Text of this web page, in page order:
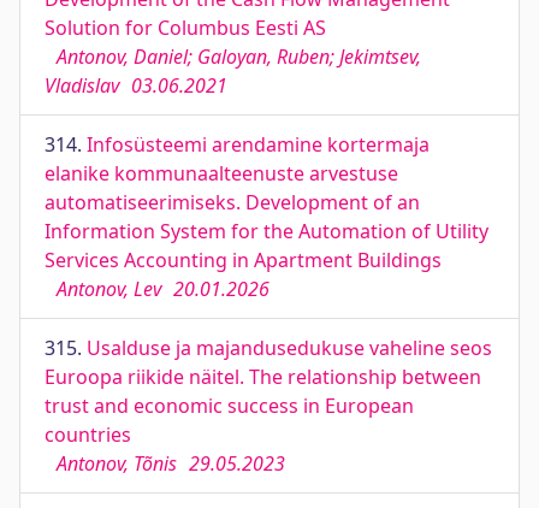
Solution for Columbus Eesti AS
Antonov, Daniel; Galoyan, Ruben; Jekimtsev,
Vladislav 03.06.2021
314. Infosüsteemi arendamine kortermaja
elanike kommunaalteenuste arvestuse
automatiseerimiseks. Development of an
Information System for the Automation of Utility
Services Accounting in Apartment Buildings
Antonov, Lev 20.01.2026
315. Usalduse ja majandusedukuse vaheline seos
Euroopa riikide näitel. The relationship between
trust and economic success in European
countries
Antonov, Tõnis 29.05.2023